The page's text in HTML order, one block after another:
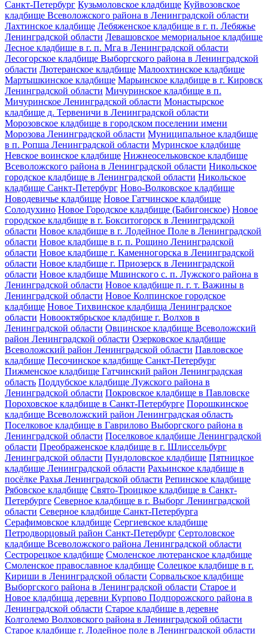
Санкт-Петербург Кузьмоловское кладбище Куйвозовское
кладбище Всеволожского района в Ленинградской области
Лахтинское кладбище Лебяженское кладбище в г. п. Лебяжье
Ленинградской области Левашовское мемориальное кладбище
Лесное кладбище в г. п. Мга в Ленинградской области
Лесогорское кладбище Выборгского района в Ленинградской
области Лютеранское кладбище Малоохтинское кладбище
Мартышкинское кладбище Марьинское кладбище в г. Кировск
Ленинградской области Мичуринское кладбище в п.
Мичуринское Ленинградской области Монастырское
кладбище д. Тервеничи в Ленинградской области
Морозовское кладбище в городском поселении имени
Морозова Ленинградской области Муниципальное кладбище
в п. Ропша Ленинградской области Муринское кладбище
Невское воинское кладбище Нижнеосельковское кладбище
Всеволожского района в Ленинградской области Никольское
городское кладбище в Ленинградской области Никольское
кладбище Санкт-Петербург Ново-Волковское кладбище
Новодевичье кладбище Новое Гатчинское кладбище
Солодухино Новое Городское кладбище (Бабигонское) Новое
городское кладбище в г. Бокситогорск в Ленинградской
области Новое кладбище в г. Лодейное Поле в Ленинградской
области Новое кладбище в г. п. Рощино Ленинградской
области Новое кладбище г. Каменногорска в Ленинградской
области Новое кладбище г. Приозерск в Ленинградской
области Новое кладбище Мшинского с. п. Лужского района в
Ленинградской области Новое кладбище п. г. т. Важины в
Ленинградской области Новое Колпинское городское
кладбище Новое Тихвинское кладбища Ленинградское
области Новооктябрьское кладбище г. Волхов в
Ленинградской области Овцинское кладбище Всеволожский
район Ленинградской области Озерковское кладбище
Всеволожский район Ленинградской области Павловское
кладбище Песочинское кладбище Санкт-Петербург
Пижменское кладбище Гатчинский район Ленинградская
область Поддубское кладбище Лужского района в
Ленинградской области Покровское кладбище в Павловске
Пороховское кладбище в Санкт-Петербурге Порошкинское
кладбище Всеволожский район Ленинградская область
Поселковое кладбище в Гаврилово Выборгского района в
Ленинградской области Поселковое кладбище Ленинградской
области Преображенское кладбище в г. Шлиссельбург
Ленинградской области Пундоловское кладбище Пятницкое
кладбище Ленинградской области Рахьинское кладбище в
посёлке Рахья Ленинградской области Репинское кладбище
Рябовское кладбище Свято-Троицкое кладбище в Санкт-
Петербурге Северное кладбище в г. Выборг Ленинградской
области Северное кладбище Санкт-Петербурга
Серафимовское кладбище Сергиевское кладбище
Петродворцовый район Санкт-Петербург Сертоловское
кладбище Всеволожского района Ленинградской области
Сестрорецкое кладбище Смоленское лютеранское кладбище
Смоленское православное кладбище Солецкое кладбище в г.
Кириши в Ленинградской области Сорвальское кладбище
Выборгского района в Ленинградской области Старое и
Новое кладбища деревни Курпово Подпорожского района в
Ленинградской области Старое кладбище в деревне
Колголемо Волховского района в Ленинградской области
Старое кладбище г. Лодейное поле в Ленинградской области